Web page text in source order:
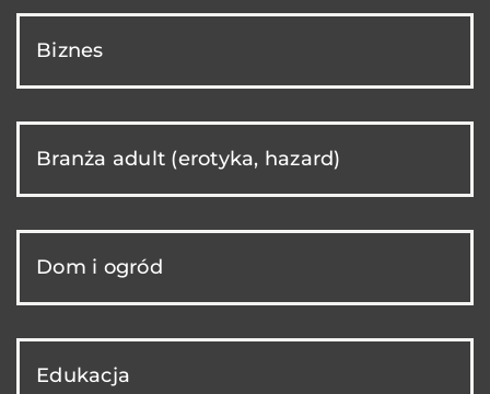
Biznes
Branża adult (erotyka, hazard)
Dom i ogród
Edukacja